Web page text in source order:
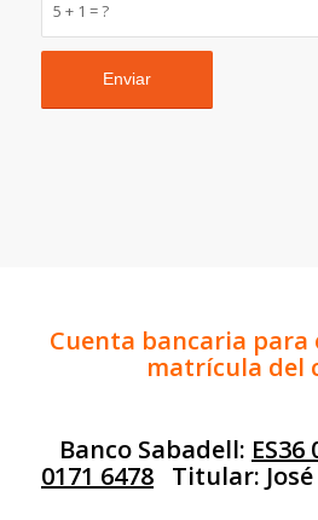
5 + 1 = ?
Cuenta bancaria para
matrícula del
Banco Sabadell: ES36
0171 6478Titular: José